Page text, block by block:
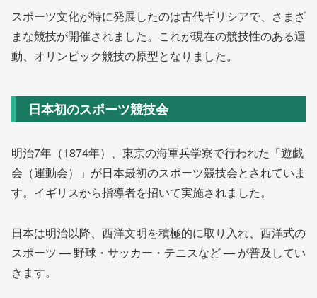
スポーツ文化が特に発展したのは古代ギリシアで、さまざ
まな競技が開催されました。これが現在の競技性のある運
動、オリンピック競技の原型となりました。
日本初のスポーツ競技会
明治7年（1874年）、東京の海軍兵学寮で行われた「遊戯
会（運動会）」が日本最初のスポーツ競技会とされていま
す。イギリスから指導者を招いて実施されました。
日本は明治以降、西洋文明を積極的に取り入れ、西洋式の
スポーツ ― 野球・サッカー・テニスなど ― が普及してい
きます。